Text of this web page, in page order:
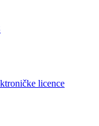
licence